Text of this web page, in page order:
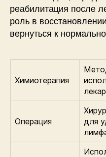
реабилитация после
роль в
вернуться к
Химиотерапия
Операция
для